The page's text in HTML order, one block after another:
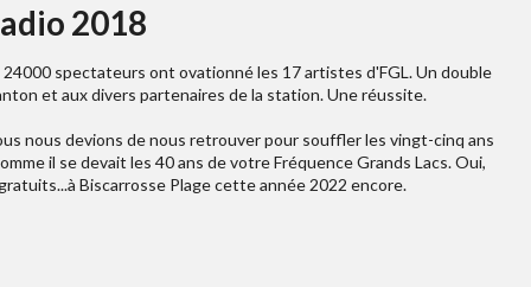
2018
24000 spectateurs ont ovationné les 17 artistes d'FGL. Un double
et aux divers partenaires de la station. Une réussite.
nous devions de nous retrouver pour souffler les vingt-cinq ans
il se devait les 40 ans de votre Fréquence Grands Lacs. Oui,
Biscarrosse Plage cette année 2022 encore.